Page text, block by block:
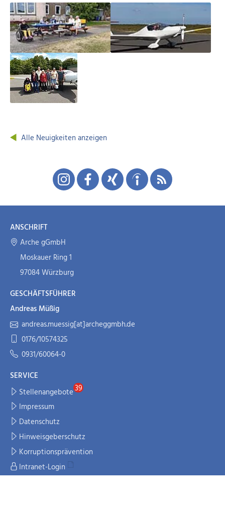
Alle Neuigkeiten anzeigen
ANSCHRIFT
Arche gGmbH
Moskauer Ring 1
97084 Würzburg
GESCHÄFTSFÜHRER
Andreas Müßig
andreas.muessig[at]archeggmbh.de
0176/10574325
0931/60064-0
SERVICE
Stellenangebote
Impressum
Datenschutz
Hinweisgeberschutz
Korruptionsprävention
Intranet-Login